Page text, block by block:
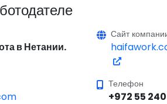
в Нетании.
Сайт
Телефон
+972 55